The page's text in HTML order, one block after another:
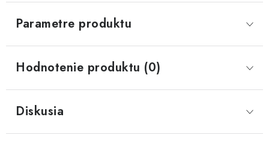
Parametre produktu
Hodnotenie produktu (0)
Diskusia